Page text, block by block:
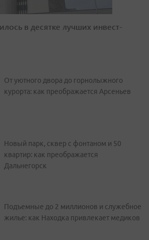
в десятке лучших инвест-
От уютного двора до горнолыжного
курорта: как преображается Арсеньев
Новый парк, сквер с фонтаном и 50
квартир: как преображается
Дальнегорск
Подъемные до 2 миллионов и служебное
жилье: как Находка привлекает медиков